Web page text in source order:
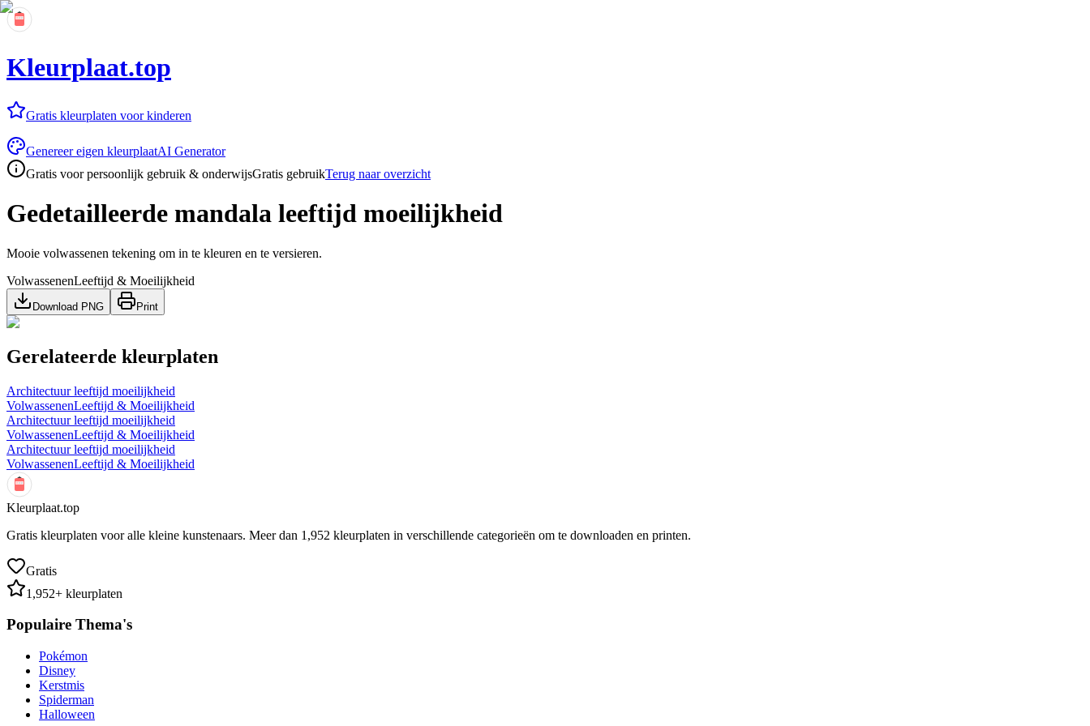
Kleurplaat.top
Gratis kleurplaten voor kinderen
Genereer eigen kleurplaatAI Generator
Gratis voor persoonlijk gebruik & onderwijsGratis gebruikTerug naar overzicht
Gedetailleerde mandala leeftijd moeilijkheid
Mooie volwassenen tekening om in te kleuren en te versieren.
VolwassenenLeeftijd & Moeilijkheid
Download PNG Print
Gerelateerde kleurplaten
Architectuur leeftijd moeilijkheid
VolwassenenLeeftijd & Moeilijkheid
Architectuur leeftijd moeilijkheid
VolwassenenLeeftijd & Moeilijkheid
Architectuur leeftijd moeilijkheid
VolwassenenLeeftijd & Moeilijkheid
Kleurplaat.top
Gratis kleurplaten voor alle kleine kunstenaars. Meer dan 1,952 kleurplaten in verschillende categorieën om te downloaden en printen.
Gratis
1,952+ kleurplaten
Populaire Thema's
Pokémon
Disney
Kerstmis
Spiderman
Halloween